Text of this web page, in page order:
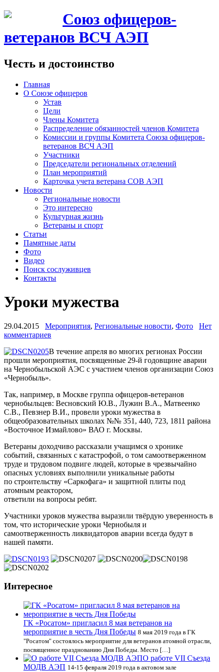
Союз офицеров-
ветеранов ВСЧ АЭП
Честь и достоинство
Главная
О Союзе офицеров
Устав
Цели
Члены Комитета
Распределение обязанностей членов Комитета
Комиссии и группы Комитета Союза офицеров-
ветеранов ВСЧ АЭП
Участники
Председатели региональных отделений
План мероприятий
Карточка учета ветерана CОВ АЭП
Новости
Региональные новости
Это интересно
Культурная жизнь
Ветераны и спорт
Статьи
Памятные даты
Фото
Видео
Поиск сослуживцев
Контакты
Уроки мужества
29.04.2015 Мероприятия, Региональные новости, Фото
Нет
комментариев
В течение апреля во многих регионах России
прошли мероприятия, посвященные 29-й годовщине аварии
на Чернобыльской АЭС с участием членов организации Союз
«Чернобыль».
Так, например, в Москве группа офицеров-ветеранов
чернобыльцев: Весновский Ю.В., Лужин В.А., Матвеенко
С.В., Певзнер В.И., провели уроки мужества в
общеобразовательных школах №№ 351, 440, 723, 1811 района
«Восточное Измайлово» ВАО г. Москвы.
Ветераны доходчиво рассказали учащимся о хронике
событий, связанных с катастрофой, о том самоотверженном
труде и трудовом подвиге людей, которые в чрезвычайно
опасных условиях выполнили уникальные работы
по строительству «Саркофага» и защитной плиты под
атомным реактором,
ответили на вопросы ребят.
Участники уроков мужества выразили твёрдую уверенность в
том, что исторические уроки Чернобыля и
самоотверженность ликвидаторов аварии всегда будут в
нашей памяти.
Интересное
ГК «Росатом» пригласил 8 мая ветеранов на
мероприятие в честь Дня Победы 8 мая 2019 года в ГК
"Росатом" состоялось мероприятие для ветеранов атомной отрасли,
посвященное празднованию Дня Победы. Место […]
О работе VII Cъезда
МОДВ АЭП 14-15 февраля 2019 года в актовом зале